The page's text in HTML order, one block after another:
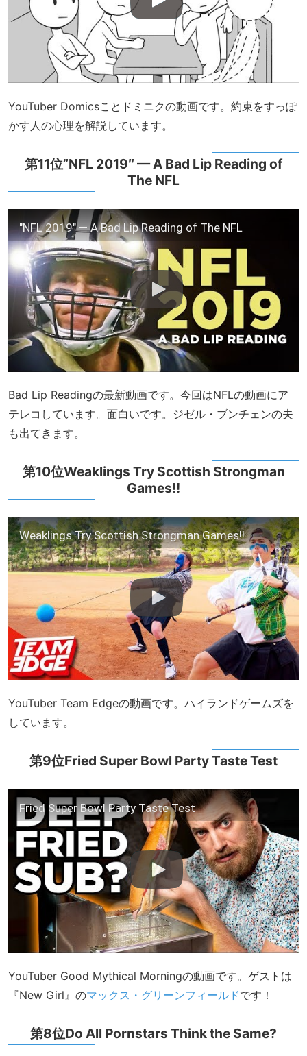
YouTuber Domicsことドミニクの動画です。約束をすっぽ
かす人の心理を解説しています。
第11位”NFL 2019″ — A Bad Lip Reading of
The NFL
"NFL 2019" — A Bad Lip Reading of The NFL
Bad Lip Readingの最新動画です。今回はNFLの動画にア
テレコしています。面白いです。ジゼル・ブンチェンの夫
も出てきます。
第10位Weaklings Try Scottish Strongman
Games!!
Weaklings Try Scottish Strongman Games!!
YouTuber Team Edgeの動画です。ハイランドゲームズを
しています。
第9位Fried Super Bowl Party Taste Test
Fried Super Bowl Party Taste Test
YouTuber Good Mythical Morningの動画です。ゲストは
『New Girl』のマックス・グリーンフィールドです！
第8位Do All Pornstars Think the Same?